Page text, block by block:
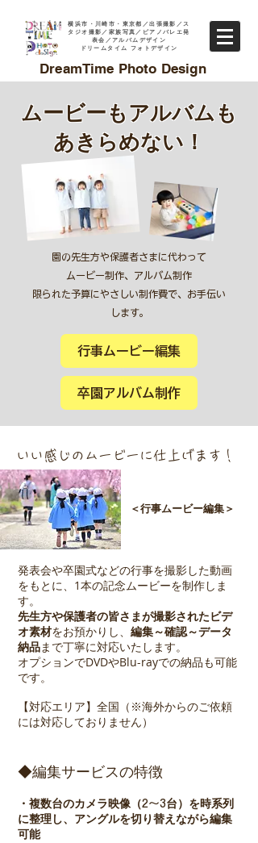
横浜市・川崎市・東京都／出張撮影／ス
タジオ撮影／家族写真／ピアノバレエ発
表会／アルバムデザイン
ドリームタイム フォトデザイン
DreamTime Photo Design
ムービーもアルバムも
あきらめない！
園の先生方や保護者さまに代わって
ムービー制作、アルバム制作
限られた予算にやさしい制作費で、お手伝い
します。
行事ムービー編集
卒園アルバム制作
​いい感じのムービーに仕上げます！
＜行事ムービー編集＞
​発表会や卒園式などの行事を撮影した動画
をもとに、1本の記念ムービーを制作しま
す。
先生方や保護者の皆さまが撮影されたビデ
オ素材をお預かりし、 編集～確認～データ
納品まで丁寧に対応いたします。
オプションでDVDやBlu-rayでの納品も可能
です。
【対応エリア】全国（※海外からのご依頼
には対応しておりません）
◆編集サービスの特徴
・複数台のカメラ映像（2〜3台）を時系列
に整理し、アングルを切り替えながら編集
可能